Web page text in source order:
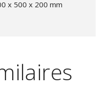
x 500 x 200 mm